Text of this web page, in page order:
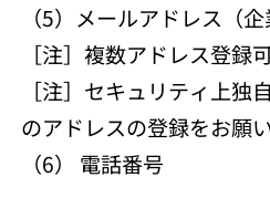
（5）メールアドレス（企
［注］複数アドレス登録
［注］セキュリティ上独
のアドレスの登録をお願
（6） 電話番号